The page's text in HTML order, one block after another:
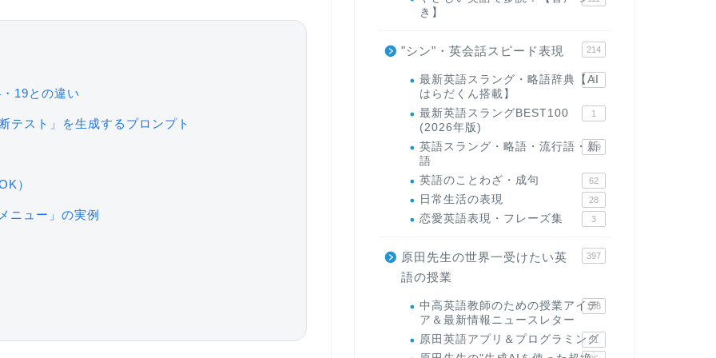
19との違い
スト」を生成するプロンプト
）
ニュー」の実例
き】
"シン"・英会話スピード表現 214
最新英語スラング・略語辞典【AI
はらだくん搭載】
1
最新英語スラングBEST100
(2026年版)
1
英語スラング・略語・流行語・新
語
119
英語のことわざ・成句 62
日常生活の表現 28
恋愛英語表現・フレーズ集 3
原田先生の世界一受けたい英
語の授業
397
中高英語教師のための授業アイデ
ア＆最新情報ニュースレター
168
原田英語アプリ＆プログラミング
31